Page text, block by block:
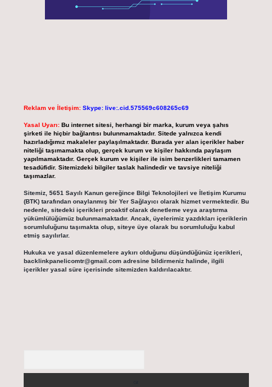
Reklam ve İletişim: Skype: live:.cid.575569c608265c69
Yasal Uyarı: Bu internet sitesi, herhangi bir marka, kurum veya şahıs
şirketi ile hiçbir bağlantısı bulunmamaktadır. Sitede yalnızca kendi
hazırladığımız makaleler paylaşılmaktadır. Burada yer alan içerikler haber
niteliği taşımamakta olup, gerçek kurum ve kişiler hakkında paylaşım
yapılmamaktadır. Gerçek kurum ve kişiler ile isim benzerlikleri tamamen
tesadüfidir. Sitemizdeki bilgiler taslak halindedir ve tavsiye niteliği
taşımazlar.
Sitemiz, 5651 Sayılı Kanun gereğince Bilgi Teknolojileri ve İletişim Kurumu
(BTK) tarafından onaylanmış bir Yer Sağlayıcı olarak hizmet vermektedir. Bu
nedenle, sitedeki içerikleri proaktif olarak denetleme veya araştırma
yükümlülüğümüz bulunmamaktadır. Ancak, üyelerimiz yazdıkları içeriklerin
sorumluluğunu taşımakta olup, siteye üye olarak bu sorumluluğu kabul
etmiş sayılırlar.
Hukuka ve yasal düzenlemelere aykırı olduğunu düşündüğünüz içerikleri,
backlinkpanelicomtr@gmail.comadresine bildirmeniz halinde, ilgili
içerikler yasal süre içerisinde sitemizden kaldırılacaktır.